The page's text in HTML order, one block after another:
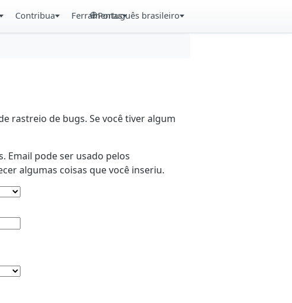
Contribua FerramentasPortuguês brasileiro
rastreio de bugs. Se você tiver algum
Email pode ser usado pelos
algumas coisas que você inseriu.